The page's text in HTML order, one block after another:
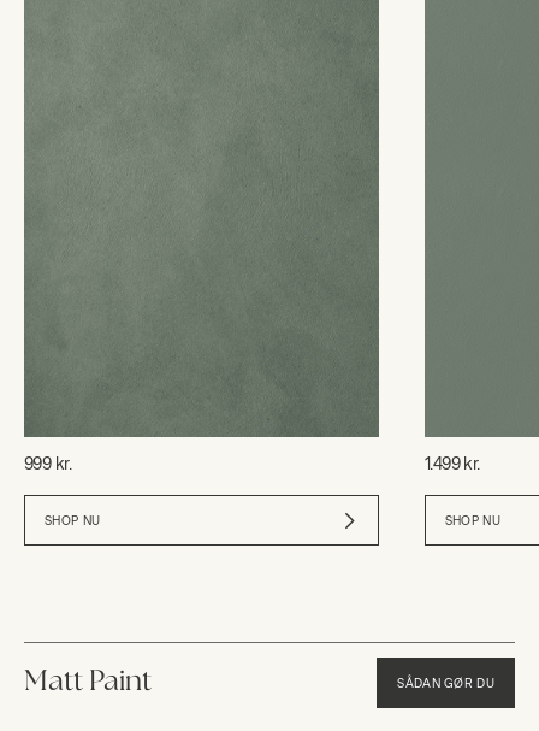
999 kr.
SHOP NU
1.499 kr.
SHOP NU
Matt Paint SÅDAN GØR DU